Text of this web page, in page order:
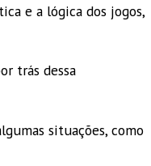
e a lógica dos jogos,
trás dessa
situações, como